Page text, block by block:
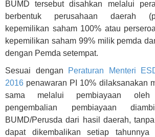
BUMD tersebut disahkan melalui
berbentuk perusahaan daerah
kepemilikan saham 100% atau
kepemilikan saham 99% milik pemda
dengan Pemda setempat.
Sesuai dengan
Peraturan Menteri
2016 penawaran PI 10% dilaksanakan
sama melalui pembiayaan
pengembalian pembiayaan
BUMD/Perusda dari hasil daerah,
dapat dikembalikan setiap tahunnya